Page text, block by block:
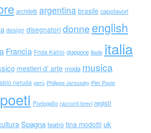
architetti argentina brasile capolavori
design disegnatori donne english
Francia Frida Kahlo giappone iliade italia
mestieri d' arte moda musica
neruda perù Philippe Jaroussky Pier Paolo
poeti Portogallo racconti brevi registi
Spagna teatro tina modotti uk